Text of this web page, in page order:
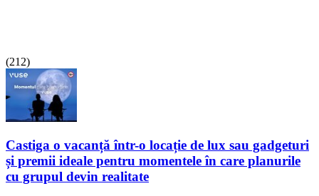
(212)
Castiga o vacanță într-o locație de lux sau gadgeturi
și premii ideale pentru momentele în care planurile
cu grupul devin realitate